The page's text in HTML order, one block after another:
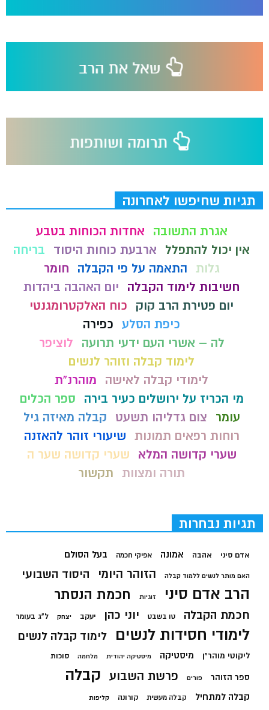
תגיות שחיפשו לאחרונה
אגרת התשובה
אחדות הכוחות בטבע
אין יכול להתפלל
ארבעת כוחות היסוד
בריחה
גלות התאמה על פי הקבלה
חומר
חשיבות לימוד הקבלה
יום האהבה ביהדות
יום פטירת הרב קוק
כוח האלקטרומגנטי
כיפת הסלע כפירה
לה – אשרי העם ידעי תרועה
לוציפר
לימוד קבלה וזוהר לנשים
לימודי קבלה לאישה
מוהרנ”ת
מי הכריז על ירושלים כעיר בירה
ספר הכלים
עומר
צום גדליהו תשעט
קבלה מאיזה גיל
רוחות רפאים תמונות שיעורי זוהר להאזנה
שערי קדושה המלא
שערי קדושה שער ה
תורה ומצוות תקשור
תגיות נבחרות
אדם סיני אהבה אמונה אפיקי חכמה בעל הסולם
האם מותר לנשים ללמוד קבלה הזוהר היומי היסוד השבועי
הרב אדם סיני זוגיות חכמת הנסתר
חכמת הקבלה טו בשבט יוני כהן יעקב יצחק ל"ג בעומר
לימודי חסידות לנשים לימוד קבלה לנשים
ליקוטי מוהר"ן מיסטיקה מיסטיקה יהודית מלחמה סוכות
ספר הזוהר פורים פרשת השבוע קבלה
קבלה למתחיל קבלה מעשית קורונה קליפות